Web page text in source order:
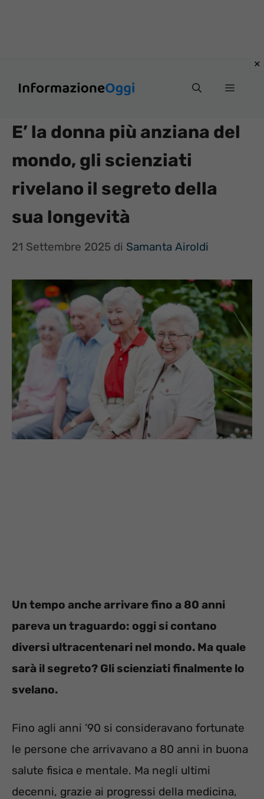
Menu
E’ la donna più anziana del
mondo, gli scienziati
rivelano il segreto della
sua longevità
21 Settembre 2025 di Samanta Airoldi
Un tempo anche arrivare fino a 80 anni
pareva un traguardo: oggi si contano
diversi ultracentenari nel mondo. Ma quale
sarà il segreto? Gli scienziati finalmente lo
svelano.
Fino agli anni ’90 si consideravano fortunate
le persone che arrivavano a 80 anni in buona
salute fisica e mentale. Ma negli ultimi
decenni, grazie ai progressi della medicina,